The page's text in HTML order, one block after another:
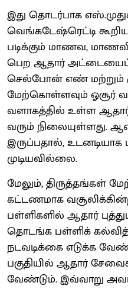
இது தொடர்பாக
வெங்கடேஷ்ரெட்டி
படிக்கும் மாணவ,
பெற ஆதார் அட்டையைப்
செல்போன் எண் மற்றும்
மேற்கொள்ளவும் ஓசூர்
வளாகத்தில் உள்ள
வரும் நிலையுள்ளது.
இருப்பதால், உடனடியாக
முடியவில்லை.
மேலும், திருத்தங்கள்
கட்டணமாக
பள்ளிகளில் ஆதார்
தொடங்க பள்ளிக் கல்வித்
நடவடிக்கை எடுக்க
பகுதியில் ஆதார்
வேண்டும். இவ்வாறு